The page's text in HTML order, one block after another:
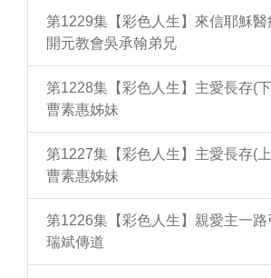
第1229集【彩色人生】來信耶穌醫
開元教會吳承翰弟兄
第1228集【彩色人生】主愛長存(
曹素惠姊妹
第1227集【彩色人生】主愛長存(
曹素惠姊妹
第1226集【彩色人生】親愛主一路
瑞斌傳道